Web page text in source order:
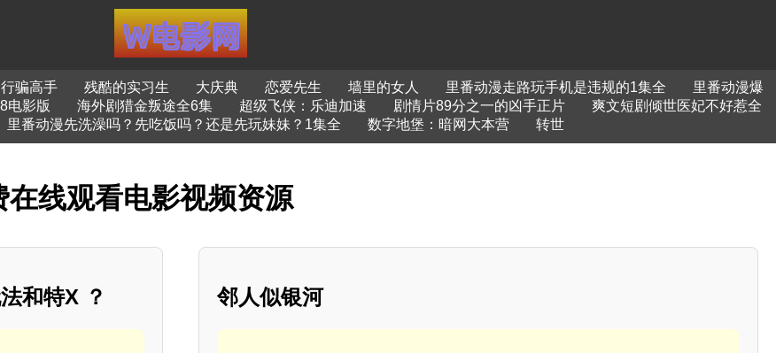
行骗高手 残酷的实习生 大庆典 恋爱先生 墙里的女人 里番动漫走路玩手机是违规的1集全
里番动漫爆
电影版 海外剧猎金叛途全6集 超级飞侠：乐迪加速 剧情片89分之一的凶手正片
爽文短剧倾世医妃不好惹全
里番动漫先洗澡吗？先吃饭吗？还是先玩妹妹？1集全 数字地堡：暗网大本营 转世
线观看电影视频资源
和特X ？ 邻人似银河